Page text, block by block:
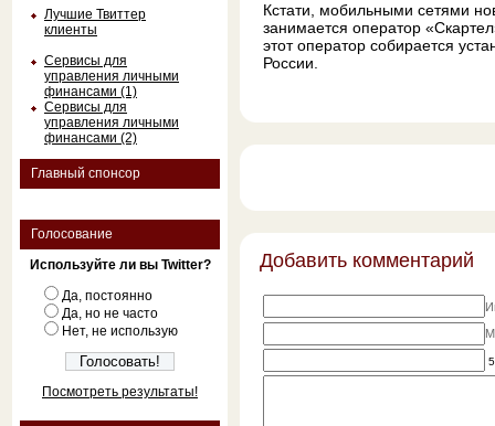
Лучшие Твиттер
клиенты
Сервисы для
управления личными
финансами (1)
Сервисы для
управления личными
финансами (2)
Главный спонсор
Голосование
Используйте ли вы Twitter?
Да, постоянно
Да, но не часто
Нет, не использую
Посмотреть результаты!
Кстати, мобильными сетями
занимается оператор
этот оператор собирается
России.
Добавить комментарий